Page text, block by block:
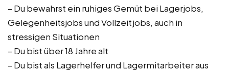
– Du bewahrst ein ruhiges Gemüt bei Lagerjobs,
Gelegenheitsjobs und Vollzeitjobs, auch in
stressigen Situationen
– Du bist über 18 Jahre alt
– Du bist als Lagerhelfer und Lagermitarbeiter aus